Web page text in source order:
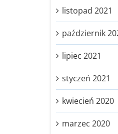
listopad 2021
październik
lipiec 2021
styczeń 2021
kwiecień 2020
marzec 2020